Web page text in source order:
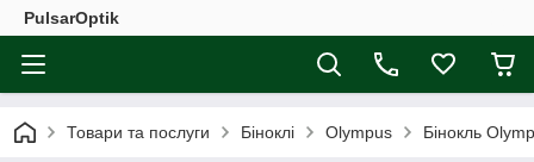
PulsarOptik
Товари та послуги Біноклі Olympus Бінокль